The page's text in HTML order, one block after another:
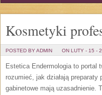
Kosmetyki
POSTED BY ADMIN ON LUTY - 15 -
Estetica Endermologia to portal
rozumieć, jak działają
gabinetowe mają uzasadnienie.